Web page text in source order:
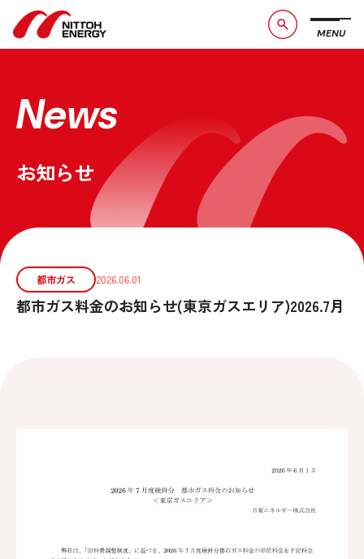
MENU
ブランドメッセージ
事業紹介
お問い合わせ
サービスサイト
News
お知らせ
都市ガス 2026.06.01
都市ガス料金のお知らせ(東京ガスエリア)2026.7月